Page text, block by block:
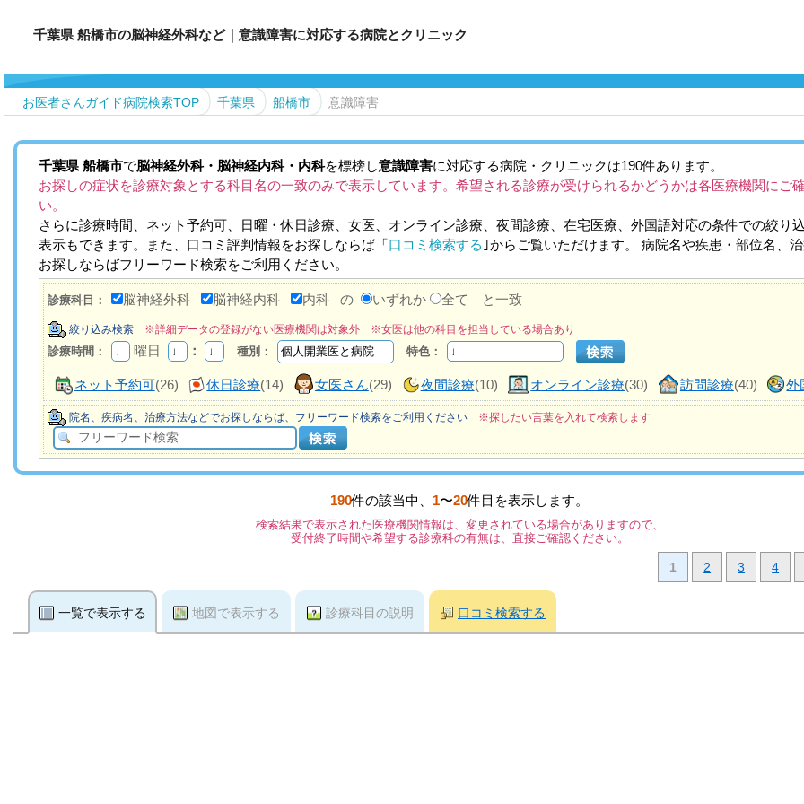
千葉県 船橋市の脳神経外科など｜意識障害に対応する病院とクリニック
お医者さんガイド病院検索TOP 千葉県 船橋市 意識障害
千葉県 船橋市で脳神経外科・脳神経内科・内科を標榜し意識障害に対応する病院・クリニックは190件あります。
お探しの症状を診療対象とする科目名の一致のみで表示しています。希望される診療が受けられるかどうかは各医療機関にご
い。
さらに診療時間、ネット予約可、日曜・休日診療、女医、オンライン診療、夜間診療、在宅医療、外国語対応の条件での絞り
表示もできます。また、口コミ評判情報をお探しならば「口コミ検索する ｣からご覧いただけます。 病院名や疾患・部位名、
お探しならばフリーワード検索をご利用ください。
診療科目： 脳神経外科 脳神経内科 内科 の いずれか 全て と一致
絞り込み検索 ※詳細データの登録がない医療機関は対象外 ※女医は他の科目を担当している場合あり
診療時間： 曜日 ： 種別： 特色：
ネット予約可(26) 休日診療(14) 女医さん(29) 夜間診療(10) オンライン診療(30) 訪問診療(40) 外
院名、疾病名、治療方法などでお探しならば、フリーワード検索をご利用ください ※探したい言葉を入れて検索します
190件の該当中、 1〜20件目を表示します。
検索結果で表示された医療機関情報は、変更されている場合がありますので、
受付終了時間や希望する診療科の有無は、直接ご確認ください。
1 2 3 4
一覧で表示する 地図で表示する 診療科目の説明 口コミ検索する